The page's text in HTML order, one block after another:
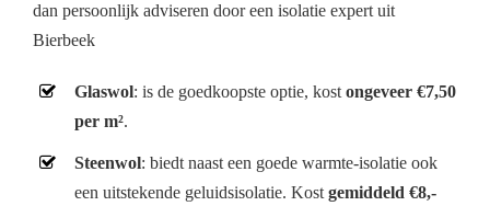
dan persoonlijk adviseren door een isolatie expert uit
Bierbeek
Glaswol: is de goedkoopste optie, kostongeveer €7,50
per m².
Steenwol: biedt naast een goede warmte-isolatie ook
een uitstekende geluidsisolatie. Kostgemiddeld €8,-